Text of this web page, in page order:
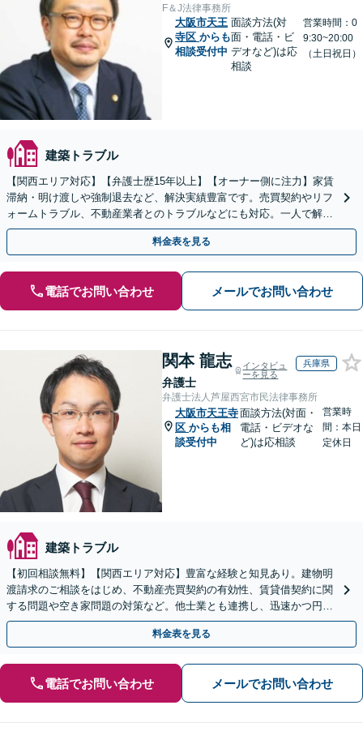
F＆J法律事務所
大阪市天王
寺区 からも
相談受付中
面談方法(対
面・電話・ビ
デオなど)は応
相談
営業時間：0
9:30~20:00
（土日祝日）
建築トラブル
【関西エリア対応】【弁護士歴15年以上】【オーナー側に注力】家賃
滞納・明け渡しや強制退去など、解決実績豊富です。売買契約やリフ
ォームトラブル、不動産業者とのトラブルなどにも対応。一人で解決
しようとする前に、遠慮なくご相談ください。
料金表を見る
電話でお問い合わせ メールでお問い合わせ
関本 龍志
弁護士
インタビュ
ーを見る
兵庫県
弁護士法人芦屋西宮市民法律事務所
大阪市天王寺
区 からも相
談受付中
面談方法(対面・
電話・ビデオな
ど)は応相談
営業時
間：本日
定休日
建築トラブル
【初回相談無料】【関西エリア対応】豊富な経験と知見あり。建物明
渡請求のご相談をはじめ、不動産売買契約の有効性、賃貸借契約に関
する問題や空き家問題の対策など。他士業とも連携し、迅速かつ円滑
な解決を目指します【顧問契約】【西宮北口駅3分】
料金表を見る
電話でお問い合わせ メールでお問い合わせ